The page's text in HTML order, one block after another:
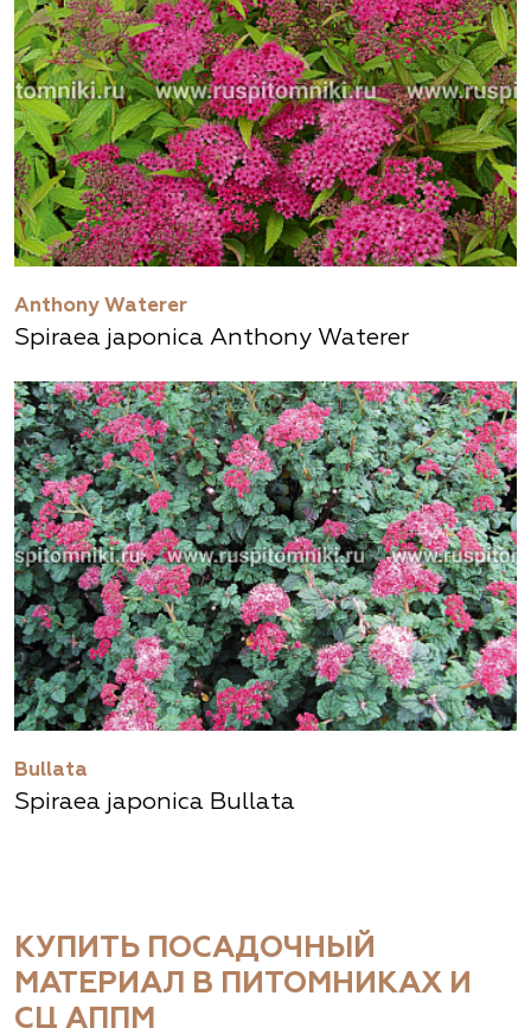
Anthony Waterer
Spiraea japonica Anthony Waterer
Bullata
Spiraea japonica Bullata
КУПИТЬ ПОСАДОЧНЫЙ
МАТЕРИАЛ В ПИТОМНИКАХ И
СЦ АППМ